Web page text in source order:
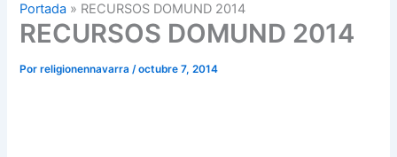
Portada » RECURSOS DOMUND 2014
RECURSOS DOMUND 2014
Porreligionennavarra/octubre 7, 2014